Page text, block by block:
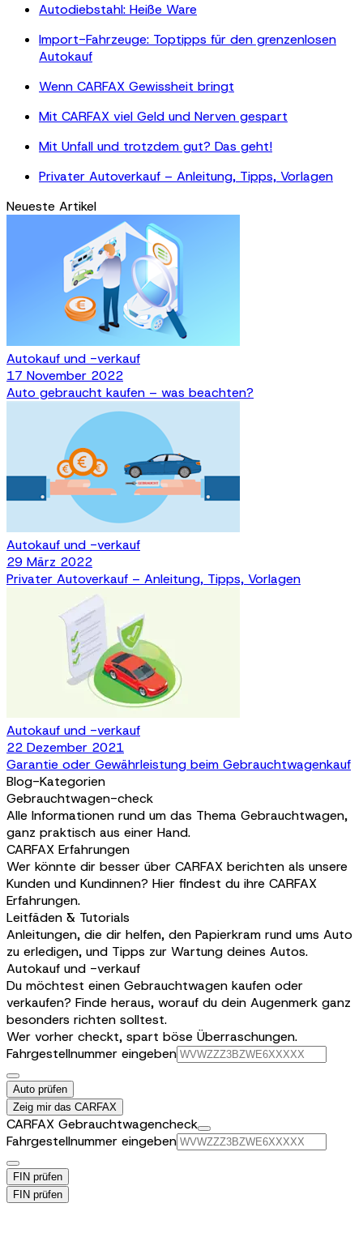
Autodiebstahl: Heiße Ware
Import-Fahrzeuge: Toptipps für den grenzenlosen
Autokauf
Wenn CARFAX Gewissheit bringt
Mit CARFAX viel Geld und Nerven gespart
Mit Unfall und trotzdem gut? Das geht!
Privater Autoverkauf – Anleitung, Tipps, Vorlagen
Neueste Artikel
Autokauf und -verkauf
17 November 2022
Auto gebraucht kaufen – was beachten?
Autokauf und -verkauf
29 März 2022
Privater Autoverkauf – Anleitung, Tipps, Vorlagen
Autokauf und -verkauf
22 Dezember 2021
Garantie oder Gewährleistung beim Gebrauchtwagenkauf
Blog-Kategorien
Gebrauchtwagen-check
Alle Informationen rund um das Thema Gebrauchtwagen,
ganz praktisch aus einer Hand.
CARFAX Erfahrungen
Wer könnte dir besser über CARFAX berichten als unsere
Kunden und Kundinnen? Hier findest du ihre CARFAX
Erfahrungen.
Leitfäden & Tutorials
Anleitungen, die dir helfen, den Papierkram rund ums Auto
zu erledigen, und Tipps zur Wartung deines Autos.
Autokauf und -verkauf
Du möchtest einen Gebrauchtwagen kaufen oder
verkaufen? Finde heraus, worauf du dein Augenmerk ganz
besonders richten solltest.
Wer vorher checkt, spart böse Überraschungen.
Fahrgestellnummer eingeben
Auto prüfen
Zeig mir das CARFAX
CARFAX Gebrauchtwagencheck
Fahrgestellnummer eingeben
FIN prüfen
FIN prüfen